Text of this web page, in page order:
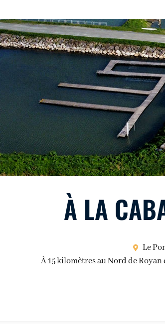
À LA
Le
À 15 kilomètres au Nord de